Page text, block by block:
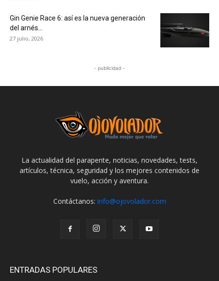
Gin Genie Race 6: así es la nueva generación
del arnés...
27 julio, 2026
- publicidad -
La actualidad del parapente, noticias, novedades, tests,
artículos, técnica, seguridad y los mejores contenidos de
vuelo, acción y aventura.
Contáctanos: info@ojovolador.com
ENTRADAS POPULARES